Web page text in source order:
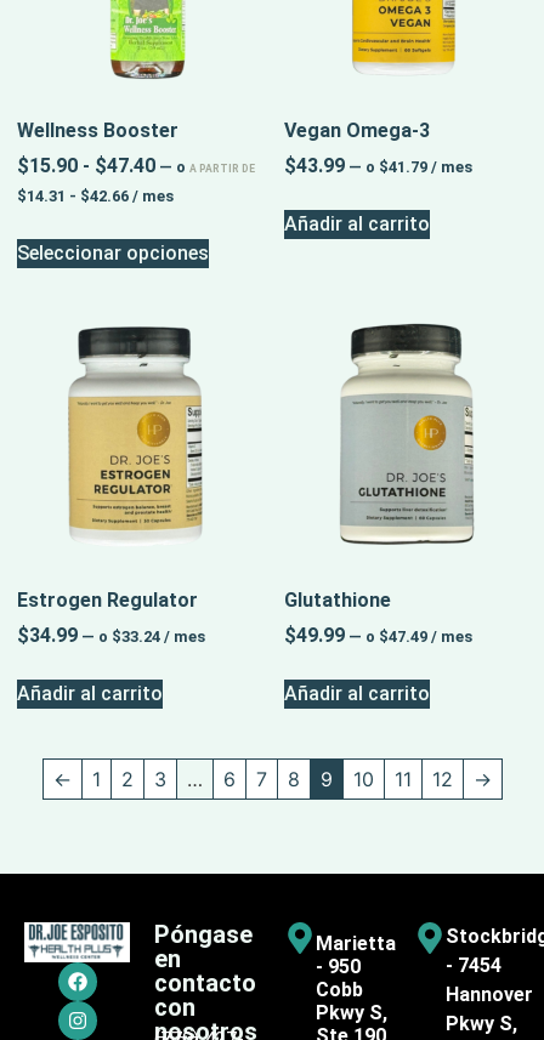
Wellness Booster
$15.90 - $47.40 — o A PARTIR DE
$14.31 - $42.66 / mes
Seleccionar opciones
Vegan Omega-3
$43.99 — o $41.79 / mes
Añadir al carrito
Estrogen Regulator
$34.99 — o $33.24 / mes
Añadir al carrito
Glutathione
$49.99 — o $47.49 / mes
Añadir al carrito
← 1 2 3 … 6 7 8 9 10 11 12 →
Póngase
en
contacto
con
nosotros
Marietta
- 950
Cobb
Pkwy S,
- 7454
Hannover
Pkwy S,